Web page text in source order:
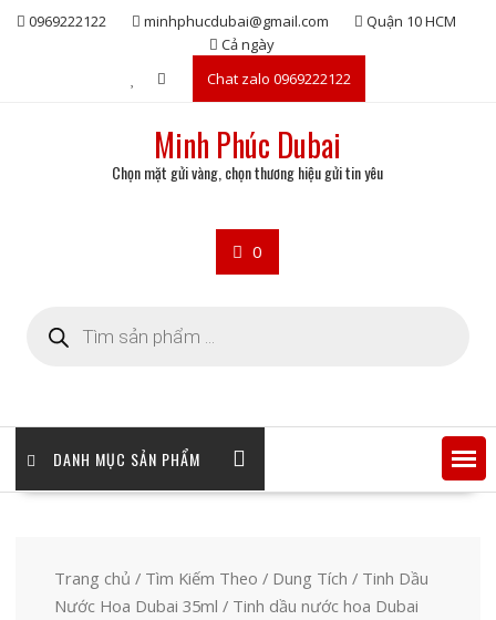
Skip0969222122 minhphucdubai@gmail.com
Quận 10 HCM
Cả ngày
Chat zalo 0969222122
Minh Phúc Dubai
Chọn mặt gửi vàng, chọn thương hiệu gửi tin yêu
0
kiếm
sản
DANH MỤC SẢN PHẨM
Trang chủ / Tìm Kiếm Theo / Dung Tích / Tinh Dầu
Nước Hoa Dubai 35ml / Tinh dầu nước hoa Dubai